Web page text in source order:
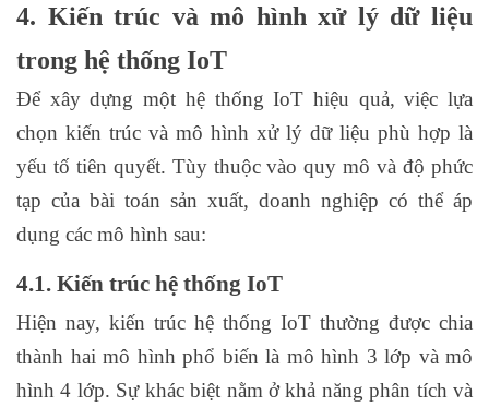
4. Kiến trúc và mô hình xử lý dữ liệu
trong hệ thống IoT
Để xây dựng một hệ thống IoT hiệu quả, việc lựa
chọn kiến trúc và mô hình xử lý dữ liệu phù hợp là
yếu tố tiên quyết. Tùy thuộc vào quy mô và độ phức
tạp của bài toán sản xuất, doanh nghiệp có thể áp
dụng các mô hình sau:
4.1. Kiến trúc hệ thống IoT
Hiện nay, kiến trúc hệ thống IoT thường được chia
thành hai mô hình phổ biến là mô hình 3 lớp và mô
hình 4 lớp. Sự khác biệt nằm ở khả năng phân tích và